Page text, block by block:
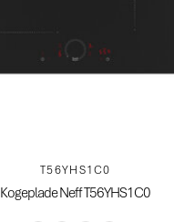
T56YHS1C0
Kogeplade Neff T56YHS1C0